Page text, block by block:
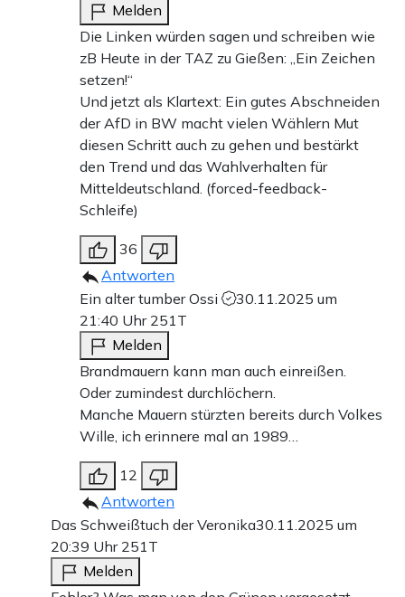
Melden
Die Linken würden sagen und schreiben wie
zB Heute in der TAZ zu Gießen: „Ein Zeichen
setzen!“
Und jetzt als Klartext: Ein gutes Abschneiden
der AfD in BW macht vielen Wählern Mut
diesen Schritt auch zu gehen und bestärkt
den Trend und das Wahlverhalten für
Mitteldeutschland. (forced-feedback-
Schleife)
36
Antworten
Ein alter tumber Ossi
30.11.2025 um
21:40 Uhr 251T
Melden
Brandmauern kann man auch einreißen.
Oder zumindest durchlöchern.
Manche Mauern stürzten bereits durch Volkes
Wille, ich erinnere mal an 1989…
12
Antworten
Das Schweißtuch der Veronika30.11.2025 um
20:39 Uhr 251T
Melden